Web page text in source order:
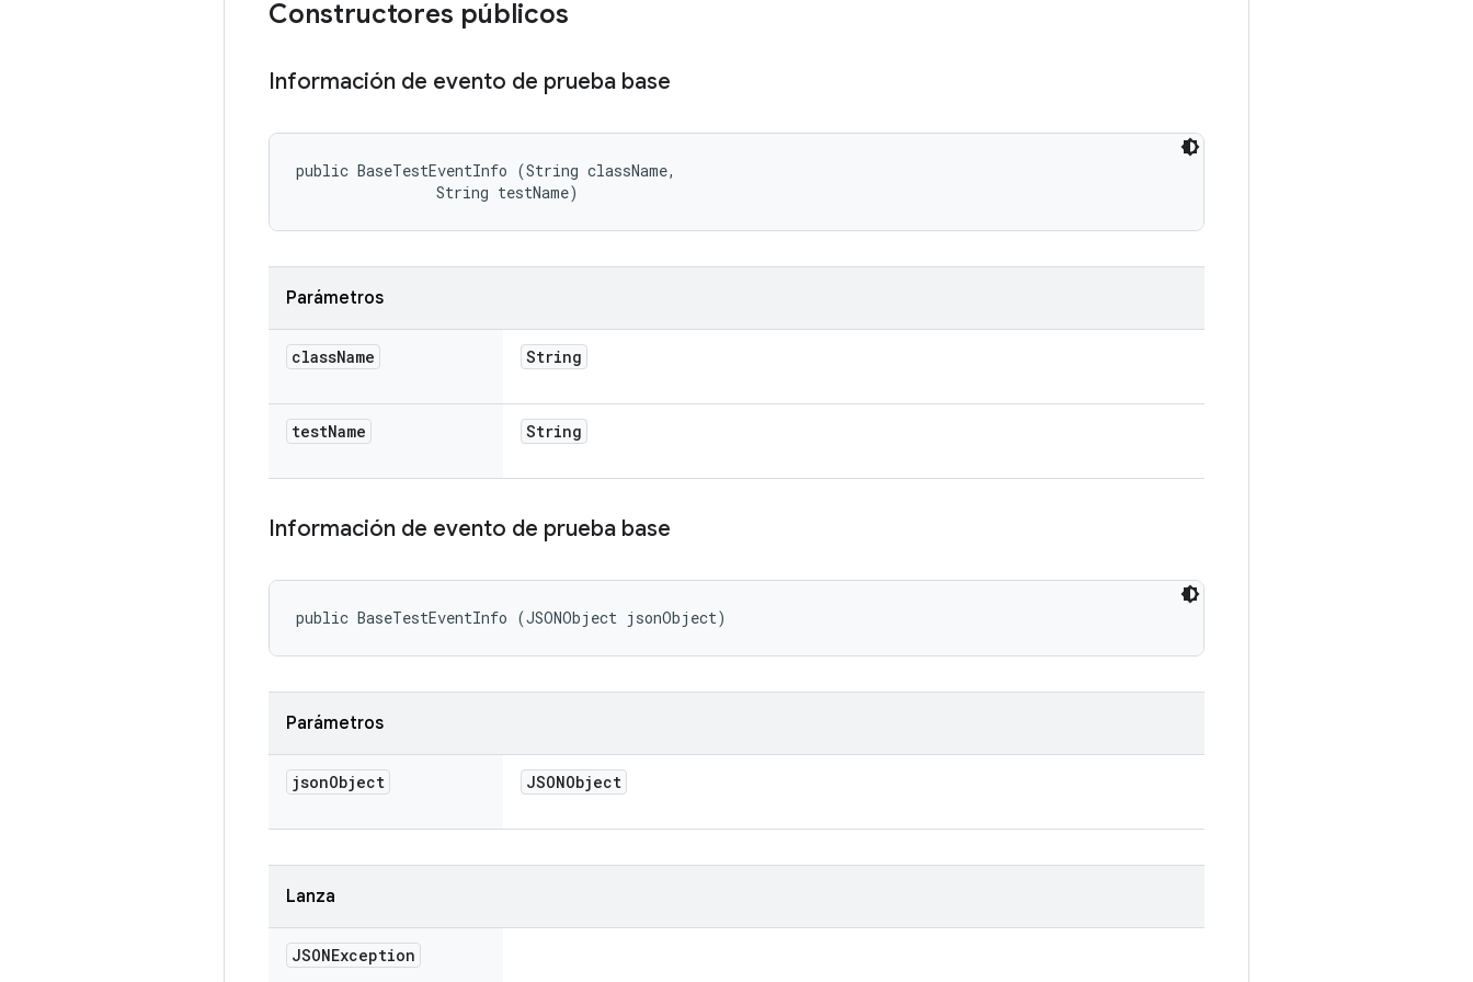
Constructores públicos
Información de evento de prueba base
public BaseTestEventInfo (String className,
                String testName)
Parámetros
className String
testName String
Información de evento de prueba base
public BaseTestEventInfo (JSONObject jsonObject)
Parámetros
jsonObject JSONObject
Lanza
JSONException